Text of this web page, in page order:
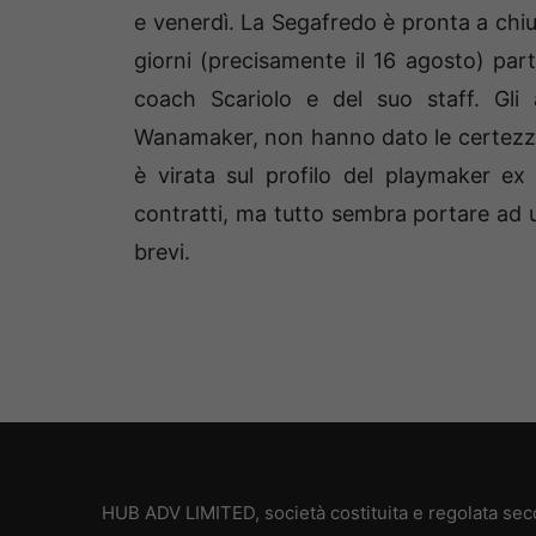
e venerdì. La Segafredo è pronta a
giorni (precisamente il 16 agosto)
coach Scariolo e del suo staff.
Wanamaker, non hanno dato le
è virata sul profilo del playmaker
contratti, ma tutto sembra portare ad
brevi.
HUB ADV LIMITED, società costituita e regolata